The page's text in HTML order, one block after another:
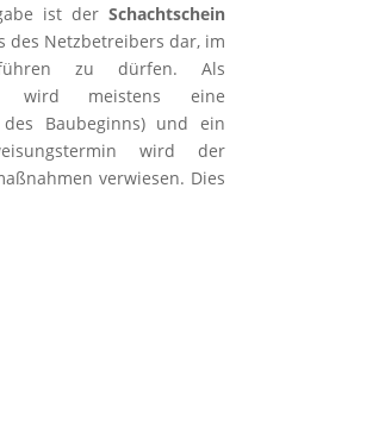
ist der Schachtschein
des Netzbetreibers dar, im
zu dürfen. Als
wird meistens eine
Baubeginns) und ein
wird der
verwiesen. Dies